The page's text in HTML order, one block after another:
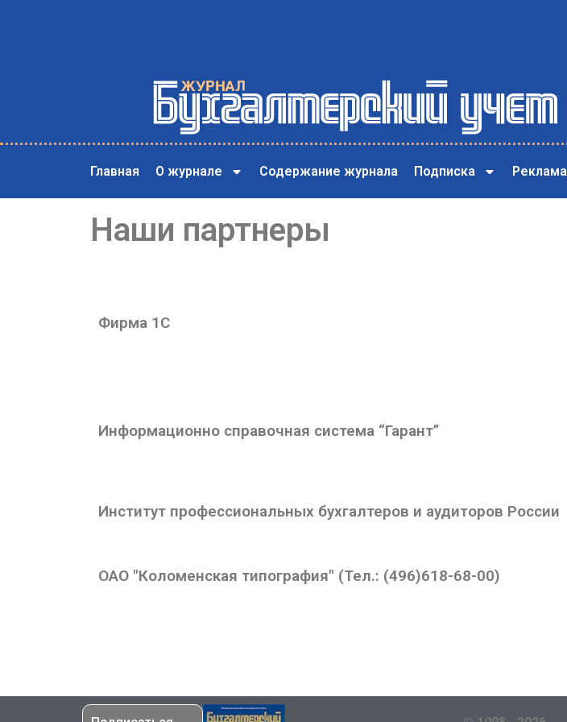
Главная О журнале Содержание журнала Подписка Реклама
Наши партнеры
Фирма 1С
Информационно справочная система “Гарант”
Институт профессиональных бухгалтеров и аудиторов России
ОАО "Коломенская типография" (Тел.: (496)618-68-00)